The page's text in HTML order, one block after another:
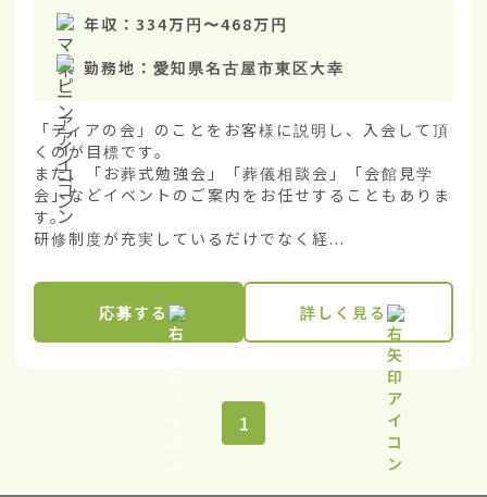
年収： 334万円〜468万円
勤務地： 愛知県名古屋市東区大幸
「ティアの会」のことをお客様に説明し、入会して頂
くのが目標です。
また、「お葬式勉強会」「葬儀相談会」「会館見学
会」などイベントのご案内をお任せすることもありま
す。
研修制度が充実しているだけでなく経...
応募する 詳しく見る
1